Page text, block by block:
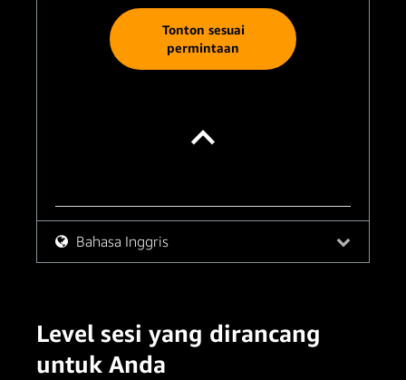
Tonton sesuai
permintaan
Bahasa Inggris
Level sesi yang dirancang
untuk Anda